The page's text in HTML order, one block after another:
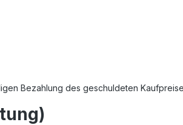
Bezahlung des geschuldeten